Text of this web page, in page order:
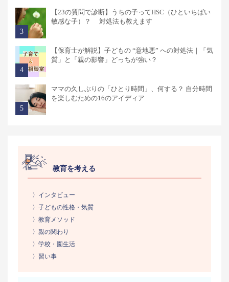
【23の質問で診断】うちの子ってHSC（ひといちばい
敏感な子）？ 対処法も教えます
【保育士が解説】子どもの “意地悪” への対処法｜「気
質」と「親の影響」どっちが強い？
ママの久しぶりの「ひとり時間」、何する？ 自分時間
を楽しむための16のアイディア
教育を考える
〉インタビュー
〉子どもの性格・気質
〉教育メソッド
〉親の関わり
〉学校・園生活
〉習い事